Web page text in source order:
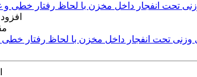
وزنی تحت انفجار داخل مخزن با لحاظ رفتار